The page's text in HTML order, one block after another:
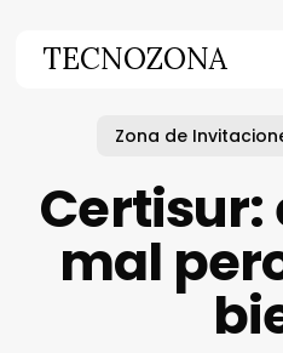
TECNOZONA
Zona de
Certisur:
mal